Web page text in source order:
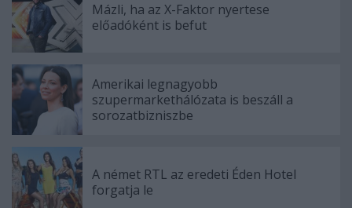
Mázli, ha az X-Faktor nyertese
előadóként is befut
Amerikai legnagyobb
szupermarkethálózata is beszáll a
sorozatbizniszbe
A német RTL az eredeti Éden Hotel
forgatja le